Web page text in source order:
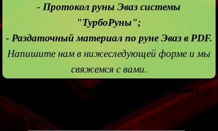
- Протокол руны Эваз системы
"ТурбоРуны";
- Раздаточный материал по руне Эваз в PDF.
Напишите нам в нижеследующей форме и мы
свяжемся с вами.
Задайте нам вопрос или подайте заявку.
Ваше имя*